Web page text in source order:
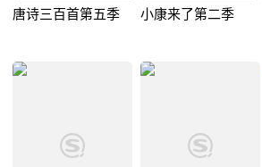
唐诗三百首第五季 小康来了第二季